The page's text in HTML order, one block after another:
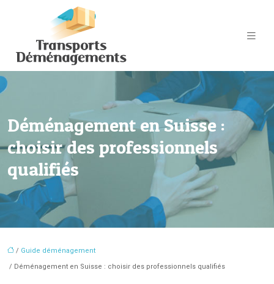
Déménagement en Suisse :
choisir des professionnels
qualifiés
/ Guide déménagement
/ Déménagement en Suisse : choisir des professionnels qualifiés